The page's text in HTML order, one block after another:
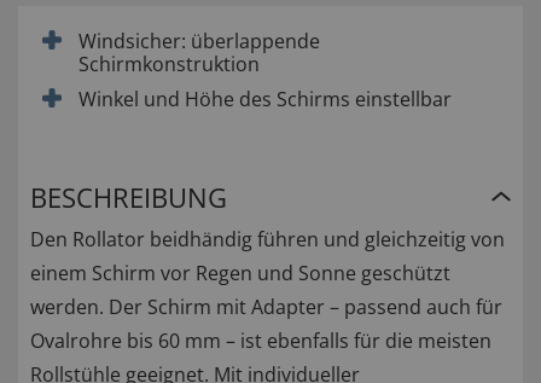
Windsicher: überlappende
Schirmkonstruktion
Winkel und Höhe des Schirms einstellbar
BESCHREIBUNG
Den Rollator beidhändig führen und gleichzeitig von
einem Schirm vor Regen und Sonne geschützt
werden. Der Schirm mit Adapter – passend auch für
Ovalrohre bis 60 mm – ist ebenfalls für die meisten
Rollstühle geeignet. Mit individueller